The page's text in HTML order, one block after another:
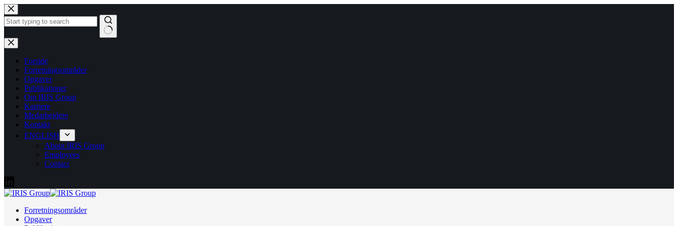
Fortsæt
til
indhold
Ingen
resultater
Forside
Forretningsområder
Opgaver
Publikationer
Om IRIS Group
Karriere
Medarbejdere
Kontakt
ENGLISH
About IRIS Group
Employees
Contact
Forretningsområder
Opgaver